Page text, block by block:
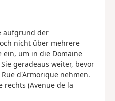
aufgrund der
nicht über mehrere
ein, um in die Domaine
geradeaus weiter, bevor
d'Armorique nehmen.
rechts (Avenue de la